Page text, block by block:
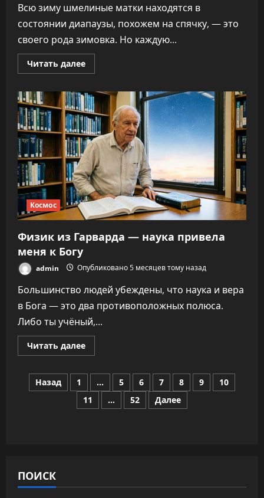
Всю зиму шмелиные матки находятся в
состоянии диапаузы, похожем на спячку, — это
своего рода зимовка. Но каждую...
Читать далееПрочитать
больше
шмелей
могут
выживать
под
водой
в
течение
недели
Космос
Физик из Гарварда — наука привела
меня к Богу
admin Опубликовано 5 месяцев тому назад
Большинство людей убеждены, что наука и вера
в Бога — это два противоположных полюса.
Либо ты учёный,...
Читать далееПрочитать
больше
из
Гарварда
—
наука
привела
Пагинация
записей
Назад 1 … 5 6 7 8 9
10
11
… 52 Далее
ПОИСК